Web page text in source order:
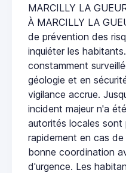
MARCILLY LA
À MARCILLY LA
de prévention des
inquiéter les
constamment
géologie et en
vigilance accrue.
incident majeur n'a
autorités locales sont
rapidement en cas
bonne coordination
d'urgence. Les